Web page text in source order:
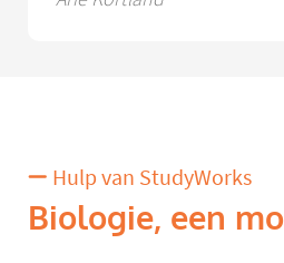
Hulp van StudyWorks
Biologie, een